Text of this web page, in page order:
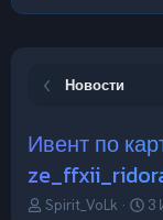
Новости
Ивент по
А
Spirit_VoLk
Д
3